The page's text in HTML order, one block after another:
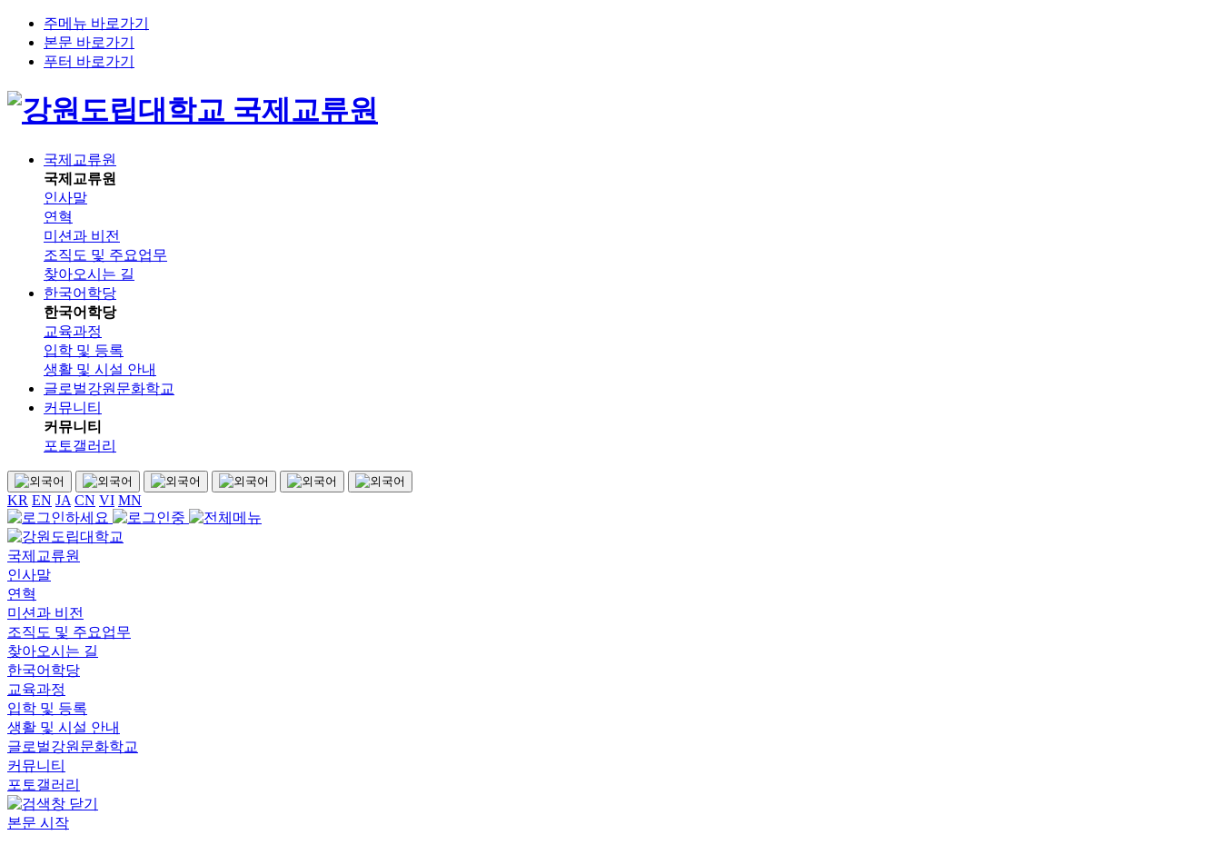
주메뉴 바로가기
본문 바로가기
푸터 바로가기
국제교류원
국제교류원
국제교류원
인사말
연혁
미션과 비전
조직도 및 주요업무
찾아오시는 길
한국어학당
한국어학당
교육과정
입학 및 등록
생활 및 시설 안내
글로벌강원문화학교
커뮤니티
커뮤니티
포토갤러리
KR EN JA CN VI MN
국제교류원
인사말
연혁
미션과 비전
조직도 및 주요업무
찾아오시는 길
한국어학당
교육과정
입학 및 등록
생활 및 시설 안내
글로벌강원문화학교
커뮤니티
포토갤러리
본문 시작